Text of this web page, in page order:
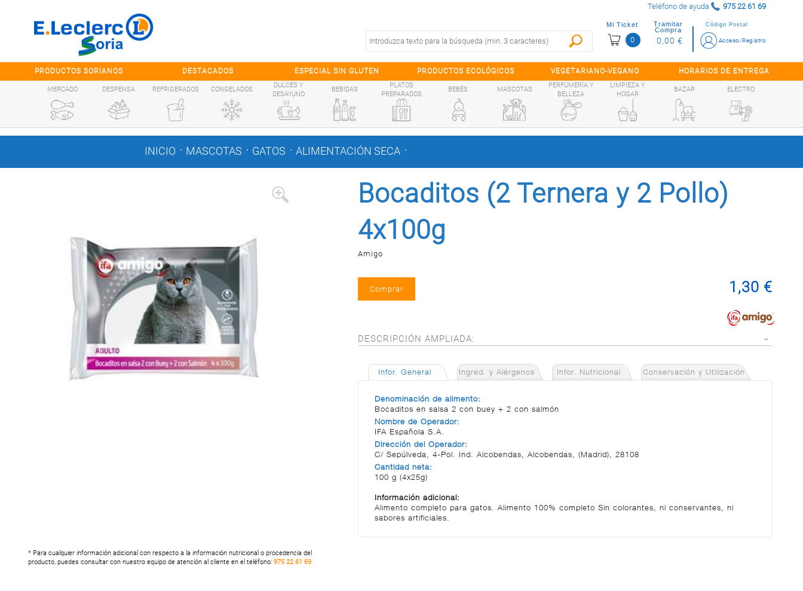
Teléfono de ayuda 975 22 61 69
Código Postal
Acceso/Registro
Mi Ticket
0
Tramitar
Compra
0,00 €
PRODUCTOS SORIANOS DESTACADOS ESPECIAL SIN GLUTEN PRODUCTOS ECOLÓGICOS VEGETARIANO-VEGANO HORARIOS DE ENTREGA
MERCADO DESPENSA REFRIGERADOS CONGELADOS
DULCES Y
DESAYUNO
BEBIDAS
PLATOS
PREPARADOS
BEBÉS MASCOTAS
PERFUMERÍA Y
BELLEZA
LIMPIEZA Y
HOGAR
BAZAR ELECTRO
INICIO . MASCOTAS . GATOS . ALIMENTACIÓN SECA .
Bocaditos (2 Ternera y 2 Pollo)
4x100g
Amigo
1,30 €
DESCRIPCIÓN AMPLIADA:
Infor. General Ingred. y Alérgenos Infor. Nutricional Conservación y Utilización
Denominación de alimento:
Bocaditos en salsa 2 con buey + 2 con salmón
Nombre de Operador:
IFA Española S.A.
Dirección del Operador:
C/ Sepúlveda, 4-Pol. Ind. Alcobendas, Alcobendas, (Madrid), 28108
Cantidad neta:
100 g (4x25g)
Información adicional:
Alimento completo para gatos. Alimento 100% completo Sin colorantes, ni conservantes, ni
sabores artificiales.
* Para cualquier información adicional con respecto a la información nutricional o procedencia del
producto, puedes consultar con nuestro equipo de atención al cliente en el teléfono: 975 22 61 69